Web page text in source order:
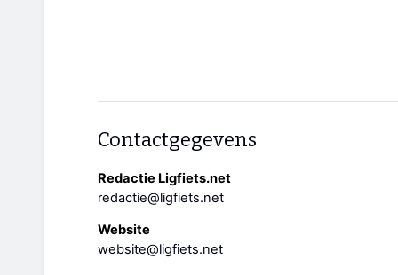
Contactgegevens
Redactie Ligfiets.net
redactie@ligfiets.net
Website
website@ligfiets.net